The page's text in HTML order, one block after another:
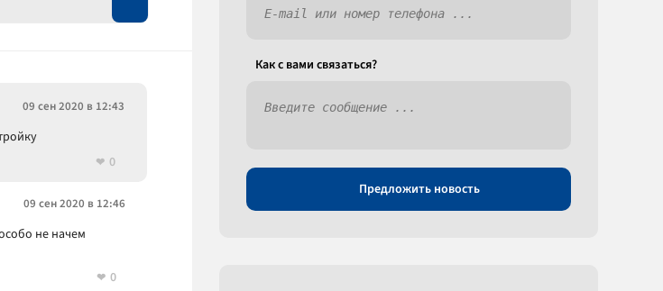
09 сен 2020 в 12:43
0
09 сен 2020 в 12:46
не начем
0
Как c вами связаться?
Предложить новость